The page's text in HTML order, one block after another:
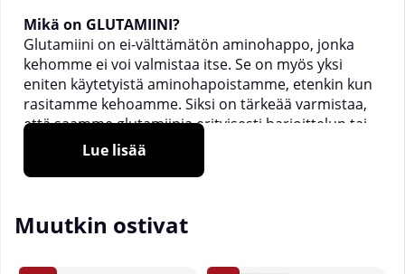
Mikä on GLUTAMIINI?
Glutamiini on ei-välttämätön aminohappo, jonka
kehomme ei voi valmistaa itse. Se on myös yksi
eniten käytetyistä aminohapoistamme, etenkin kun
rasitamme kehoamme. Siksi on tärkeää varmistaa,
että saamme glutamiinia erityisesti harjoittelun tai
sairauden yhteydessä, jolloin kehomme on raskaasti
jauhemuodossa! Kätevää, edullista ja helppo
Lue lisää
Muutkin ostivat